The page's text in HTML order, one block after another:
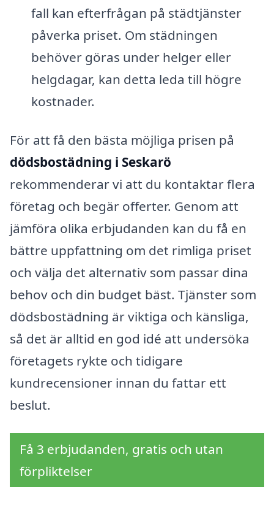
fall kan efterfrågan på städtjänster
påverka priset. Om städningen
behöver göras under helger eller
helgdagar, kan detta leda till högre
kostnader.
För att få den bästa möjliga prisen på
dödsbostädning i Seskarö
rekommenderar vi att du kontaktar flera
företag och begär offerter. Genom att
jämföra olika erbjudanden kan du få en
bättre uppfattning om det rimliga priset
och välja det alternativ som passar dina
behov och din budget bäst. Tjänster som
dödsbostädning är viktiga och känsliga,
så det är alltid en god idé att undersöka
företagets rykte och tidigare
kundrecensioner innan du fattar ett
beslut.
Få 3 erbjudanden, gratis och utan
förpliktelser